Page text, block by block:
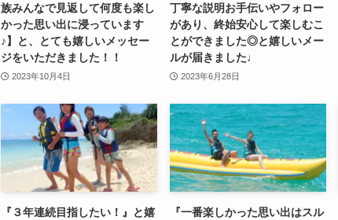
族みんなで見返して何度も楽し
かった思い出に浸っています
♪】と、とても嬉しいメッセー
ジをいただきました！！
2023年10月4日
丁寧な説明お手伝いやフォロー
があり、終始安心して楽しむこ
とができました◎と嬉しいメー
ルが届きました♩
2023年6月28日
『３年連続目指したい！』と嬉
『一番楽しかった思い出はスル